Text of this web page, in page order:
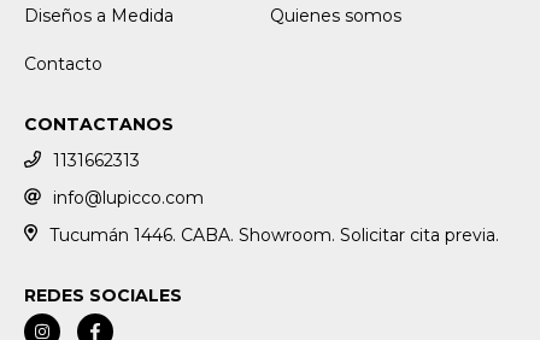
Diseños a Medida Quienes somos
Contacto
CONTACTANOS
1131662313
info@lupicco.com
Tucumán 1446. CABA. Showroom. Solicitar cita previa.
REDES SOCIALES